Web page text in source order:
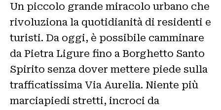
Un piccolo grande miracolo urbano che
rivoluziona la quotidianità di residenti e
turisti. Da oggi, è possibile camminare
da Pietra Ligure fino a Borghetto Santo
Spirito senza dover mettere piede sulla
trafficatissima Via Aurelia. Niente più
marciapiedi stretti, incroci da